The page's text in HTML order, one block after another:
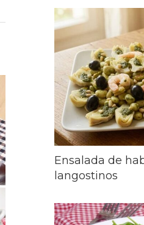
Ensalada de
langostinos